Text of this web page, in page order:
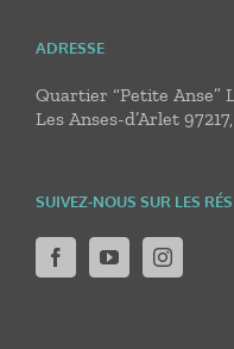
ADRESSE
Quartier “Petite Anse”
Les Anses-d’Arlet
SUIVEZ-NOUS SUR LES